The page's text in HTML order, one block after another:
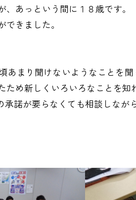
あっという間に１８歳です。
きました。
あまり聞けないようなことを
ため新しくいろいろなことを
承諾が要らなくても相談しな